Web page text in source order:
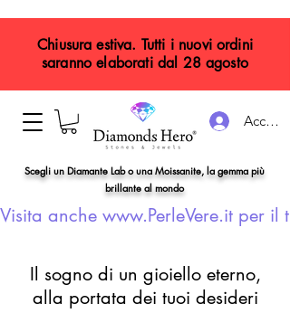
Accedi
Scegli un Diamante Lab o una Moissanite, la gemma più
brillante al mondo
Visita anche www.PerleVere.it per il
Chiusura estiva. Tutti i nuovi ordini
saranno elaborati dal 28 agosto
Il sogno di un gioiello eterno,
alla portata dei tuoi desideri